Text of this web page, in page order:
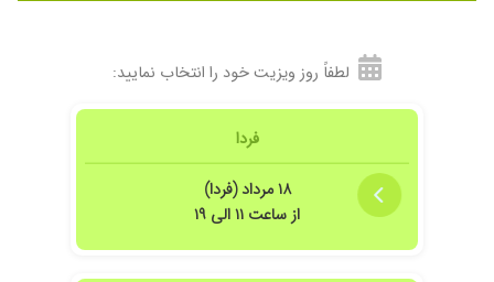
رفتارهای پرخطر دانش آموزان دوره دوم دبیرستانی منطقه ۴ تهران
لطفاً روز ویزیت خود را انتخاب نمایید:
فردا
۱۸ مرداد (فردا)
از ساعت ۱۱ الی ۱۹